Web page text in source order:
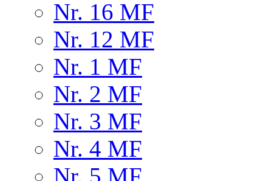
Nr. 16 MF
Nr. 12 MF
Nr. 1 MF
Nr. 2 MF
Nr. 3 MF
Nr. 4 MF